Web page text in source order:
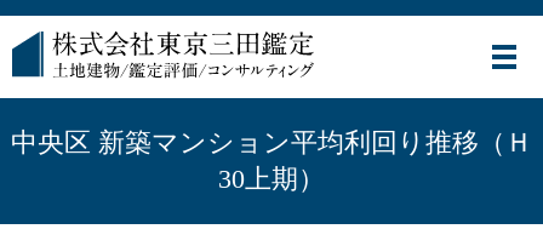
メ
中央区 新築マンション平均利回り推移（Ｈ
30上期）